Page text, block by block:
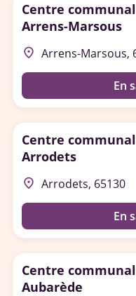
Centre
Arrens-Marsous
place Arrens-Marsous,
En
Centre
Arrodets
place Arrodets, 65130
En
Centre
Aubarède